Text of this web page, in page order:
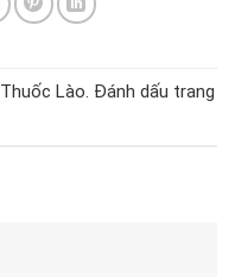
Thuốc Lào. Đánh dấu trang